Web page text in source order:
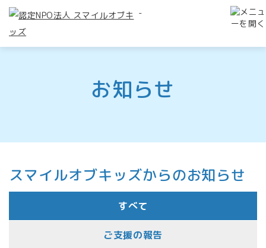
-
お知らせ
スマイルオブキッズからのお知らせ
すべて
ご支援の報告